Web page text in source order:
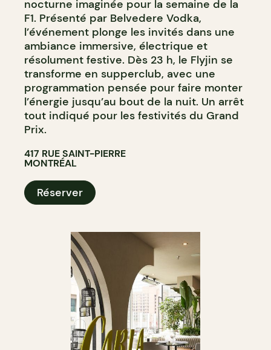
nocturne imaginée pour la semaine de la
F1. Présenté par Belvedere Vodka,
l’événement plonge les invités dans une
ambiance immersive, électrique et
résolument festive. Dès 23 h, le Flyjin se
transforme en supperclub, avec une
programmation pensée pour faire monter
l’énergie jusqu’au bout de la nuit. Un arrêt
tout indiqué pour les festivités du Grand
Prix.
417 RUE SAINT-PIERRE
MONTRÉAL
Réserver